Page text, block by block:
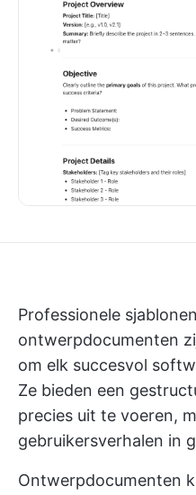
Professionele
ontwerpdocumenten
om elk succesvol
Ze bieden een
precies uit te voeren,
gebruikersverhalen in
Ontwerpdocumenten